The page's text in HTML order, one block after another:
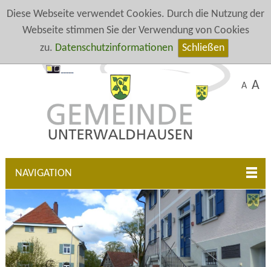
Diese Webseite verwendet Cookies. Durch die Nutzung der
Webseite stimmen Sie der Verwendung von Cookies
zu. Datenschutzinformationen Schließen
A A
NAVIGATION